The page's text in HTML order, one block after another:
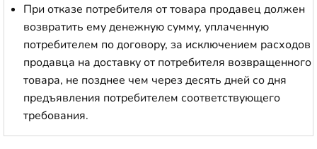
При отказе потребителя от товара продавец должен
возвратить ему денежную сумму, уплаченную
потребителем по договору, за исключением расходов
продавца на доставку от потребителя возвращенного
товара, не позднее чем через десять дней со дня
предъявления потребителем соответствующего
требования.